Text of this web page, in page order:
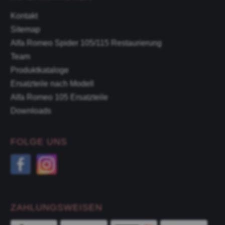
Kontakt
Sitemap
Alfa Romeo Spider 105/115 Restaurierung
Team
Produktkataloge
Ersatzteile nach Modell
Alfa Romeo 105 Ersatzteile
Downloads
FOLGE UNS
ZAHLUNGSWEISEN